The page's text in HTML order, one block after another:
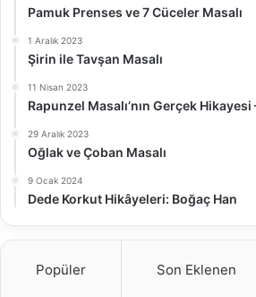
Pamuk Prenses ve 7 Cüceler Masalı
1 Aralık 2023
Şirin ile Tavşan Masalı
11 Nisan 2023
Rapunzel Masalı’nın Gerçek
29 Aralık 2023
Oğlak ve Çoban Masalı
9 Ocak 2024
Dede Korkut Hikâyeleri: Boğaç Han
Popüler Son Eklenen